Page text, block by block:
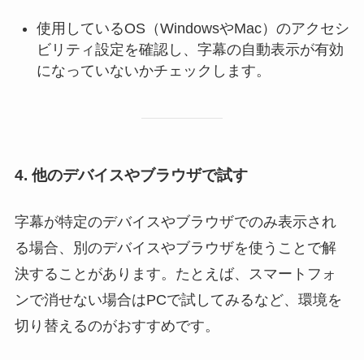
使用しているOS（WindowsやMac）のアクセシ
ビリティ設定を確認し、字幕の自動表示が有効
になっていないかチェックします。
4. 他のデバイスやブラウザで試す
字幕が特定のデバイスやブラウザでのみ表示され
る場合、別のデバイスやブラウザを使うことで解
決することがあります。たとえば、スマートフォ
ンで消せない場合はPCで試してみるなど、環境を
切り替えるのがおすすめです。